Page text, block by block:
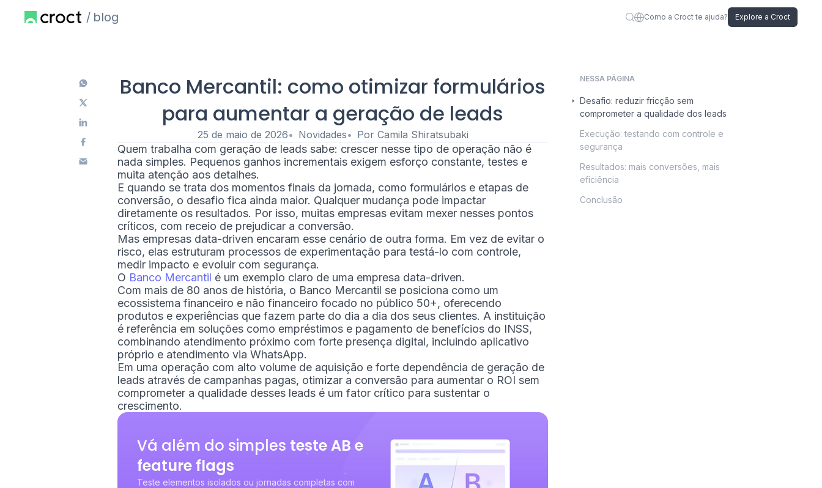
blog Como a Croct te ajuda? Explore a Croct
Banco Mercantil: como otimizar formulários
para aumentar a geração de leads
25 de maio de 2026 Novidades Por Camila Shiratsubaki
Quem trabalha com geração de leads sabe: crescer nesse tipo de operação não é
nada simples. Pequenos ganhos incrementais exigem esforço constante, testes e
muita atenção aos detalhes.
E quando se trata dos momentos finais da jornada, como formulários e etapas de
conversão, o desafio fica ainda maior. Qualquer mudança pode impactar
diretamente os resultados. Por isso, muitas empresas evitam mexer nesses pontos
críticos, com receio de prejudicar a conversão.
Mas empresas data-driven encaram esse cenário de outra forma. Em vez de evitar o
risco, elas estruturam processos de experimentação para testá-lo com controle,
medir impacto e evoluir com segurança.
O Banco Mercantil é um exemplo claro de uma empresa data-driven.
Com mais de 80 anos de história, o Banco Mercantil se posiciona como um
ecossistema financeiro e não financeiro focado no público 50+, oferecendo
produtos e experiências que fazem parte do dia a dia dos seus clientes. A instituição
é referência em soluções como empréstimos e pagamento de benefícios do INSS,
combinando atendimento próximo com forte presença digital, incluindo aplicativo
próprio e atendimento via WhatsApp.
Em uma operação com alto volume de aquisição e forte dependência de geração de
leads através de campanhas pagas, otimizar a conversão para aumentar o ROI sem
comprometer a qualidade desses leads é um fator crítico para sustentar o
crescimento.
Vá além do simples teste AB e
feature flags
Teste elementos isolados ou jornadas completas com
NESSA PÁGINA
Desafio: reduzir fricção sem
comprometer a qualidade dos leads
Execução: testando com controle e
segurança
Resultados: mais conversões, mais
eficiência
Conclusão